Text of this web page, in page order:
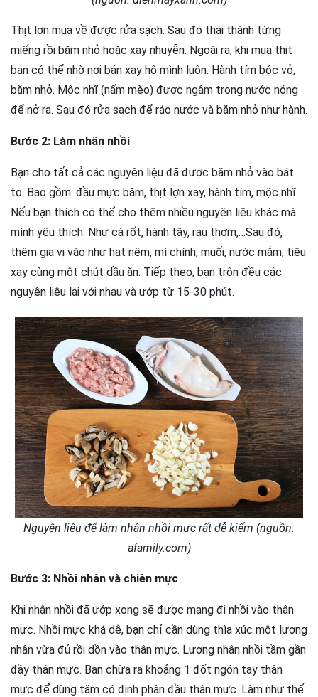
Thịt lợn mua về được rửa sạch. Sau đó thái thành từng
miếng rồi băm nhỏ hoặc xay nhuyễn. Ngoài ra, khi mua thịt
bạn có thể nhờ nơi bán xay hộ mình luôn. Hành tím bóc vỏ,
băm nhỏ. Mộc nhĩ (nấm mèo) được ngâm trong nước nóng
để nở ra. Sau đó rửa sạch để ráo nước và băm nhỏ như hành.
Bước 2: Làm nhân nhồi
Bạn cho tất cả các nguyên liệu đã được băm nhỏ vào bát
to. Bao gồm: đầu mực băm, thịt lợn xay, hành tím, mộc nhĩ.
Nếu bạn thích có thể cho thêm nhiều nguyên liệu khác mà
mình yêu thích. Như cà rốt, hành tây, rau thơm,…Sau đó,
thêm gia vị vào như hạt nêm, mì chính, muối, nước mắm, tiêu
xay cùng một chút dầu ăn. Tiếp theo, bạn trộn đều các
nguyên liệu lại với nhau và ướp từ 15-30 phút.
Nguyên liệu để làm nhân nhồi mực rất dễ kiếm (nguồn:
afamily.com)
Bước 3: Nhồi nhân và chiên mực
Khi nhân nhồi đã ướp xong sẽ được mang đi nhồi vào thân
mực. Nhồi mực khá dễ, bạn chỉ cần dùng thìa xúc một lượng
nhân vừa đủ rồi dồn vào thân mực. Lượng nhân nhồi tầm gần
đầy thân mực. Bạn chừa ra khoảng 1 đốt ngón tay thân
mực để dùng tăm có định phân đầu thân mực. Làm như thế